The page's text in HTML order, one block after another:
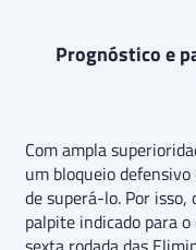
Prognóstico e
Com ampla
um bloqueio
de superá-lo. Por isso,
palpite indicado para